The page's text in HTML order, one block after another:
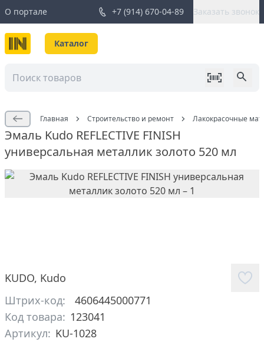
О портале +7 (914) 670-04-89 Заказать звонок
Каталог
Главная Строительство и ремонт Лакокрасочные
Эмаль Kudo REFLECTIVE FINISH
универсальная металлик золото 520 мл
KUDO, Kudo
Штрих-код:
4606445000771
Код товара: 123041
Артикул: KU-1028